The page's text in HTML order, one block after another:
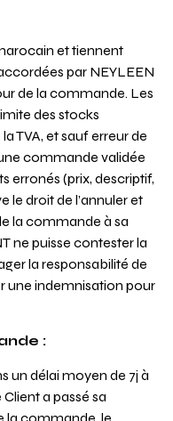
et tiennent
par NEYLEEN
de la commande. Les
des stocks
TVA, et sauf erreur de
commande validée
erronés (prix, descriptif,
le droit de l’annuler et
la commande à sa
ne puisse contester la
la responsabilité de
une indemnisation pour
:
un délai moyen de 7j à
a passé sa